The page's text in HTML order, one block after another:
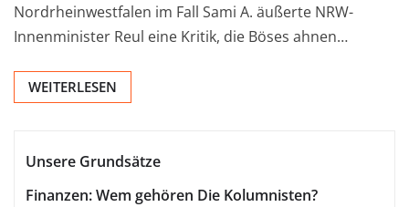
Nordrheinwestfalen im Fall Sami A. äußerte NRW-
Innenminister Reul eine Kritik, die Böses ahnen…
WEITERLESEN
Unsere Grundsätze
Finanzen: Wem gehören Die Kolumnisten?